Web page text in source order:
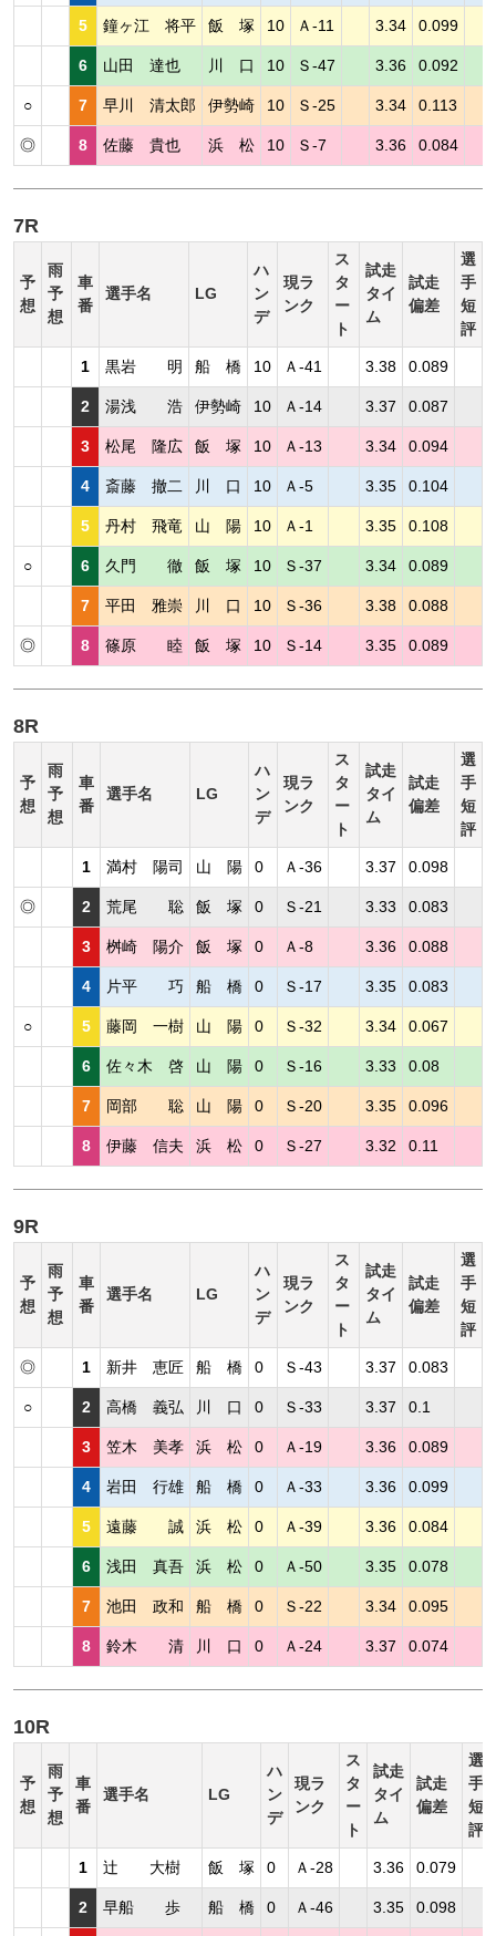
5 鐘ヶ江 将平 飯 塚 10 Ａ-11 3.34 0.099
6 山田 達也 川 口 10 Ｓ-47 3.36 0.092
○ 7 早川 清太郎 伊勢崎 10 Ｓ-25 3.34 0.113
◎ 8 佐藤 貴也 浜 松 10 Ｓ-7 3.36 0.084
7R
予
想
雨
予
想
車
番
選手名 LG
ハ
ン
デ
現ラ
ンク
ス
タ
ー
ト
試走
タイ
ム
試走
偏差
選
手
短
評
1 黒岩 明 船 橋 10 Ａ-41 3.38 0.089
2 湯浅 浩 伊勢崎 10 Ａ-14 3.37 0.087
3 松尾 隆広 飯 塚 10 Ａ-13 3.34 0.094
4 斎藤 撤二 川 口 10 Ａ-5 3.35 0.104
5 丹村 飛竜 山 陽 10 Ａ-1 3.35 0.108
○ 6 久門 徹 飯 塚 10 Ｓ-37 3.34 0.089
7 平田 雅崇 川 口 10 Ｓ-36 3.38 0.088
◎ 8 篠原 睦 飯 塚 10 Ｓ-14 3.35 0.089
8R
予
想
雨
予
想
車
番
選手名 LG
ハ
ン
デ
現ラ
ンク
ス
タ
ー
ト
試走
タイ
ム
試走
偏差
選
手
短
評
1 満村 陽司 山 陽 0 Ａ-36 3.37 0.098
◎ 2 荒尾 聡 飯 塚 0 Ｓ-21 3.33 0.083
3 桝崎 陽介 飯 塚 0 Ａ-8 3.36 0.088
4 片平 巧 船 橋 0 Ｓ-17 3.35 0.083
○ 5 藤岡 一樹 山 陽 0 Ｓ-32 3.34 0.067
6 佐々木 啓 山 陽 0 Ｓ-16 3.33 0.08
7 岡部 聡 山 陽 0 Ｓ-20 3.35 0.096
8 伊藤 信夫 浜 松 0 Ｓ-27 3.32 0.11
9R
予
想
雨
予
想
車
番
選手名 LG
ハ
ン
デ
現ラ
ンク
ス
タ
ー
ト
試走
タイ
ム
試走
偏差
選
手
短
評
◎ 1 新井 恵匠 船 橋 0 Ｓ-43 3.37 0.083
○ 2 高橋 義弘 川 口 0 Ｓ-33 3.37 0.1
3 笠木 美孝 浜 松 0 Ａ-19 3.36 0.089
4 岩田 行雄 船 橋 0 Ａ-33 3.36 0.099
5 遠藤 誠 浜 松 0 Ａ-39 3.36 0.084
6 浅田 真吾 浜 松 0 Ａ-50 3.35 0.078
7 池田 政和 船 橋 0 Ｓ-22 3.34 0.095
8 鈴木 清 川 口 0 Ａ-24 3.37 0.074
10R
予
想
雨
予
想
車
番
選手名 LG
ハ
ン
デ
現ラ
ンク
ス
タ
ー
ト
試走
タイ
ム
試走
偏差
選
手
短
評
1 辻 大樹 飯 塚 0 Ａ-28 3.36 0.079
2 早船 歩 船 橋 0 Ａ-46 3.35 0.098